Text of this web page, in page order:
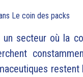
Le coin des packs
un secteur où la